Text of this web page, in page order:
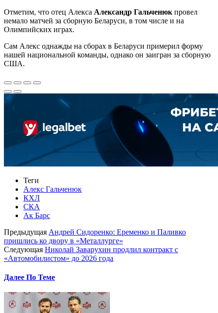
Отметим, что отец Алекса Александр Гальченюк провел
немало матчей за сборную Беларуси, в том числе и на
Олимпийских играх.
Сам Алекс однажды на сборах в Беларуси примерил форму
нашей национальной команды, однако он заигран за сборную
США.
Теги
Алекс Гальченюк
КХЛ
СКА
Ак Барс
Предыдущая Андрей Сидоренко: Еременко и Паливко
пришлись ко двору в «Металлурге»
Следующая Николай Заварухин продлил контракт с
«Автомобилистом» до 2026 года
Далее По Теме